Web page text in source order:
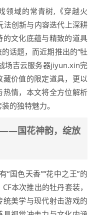
领域的常青树,《穿越火
法创新与内容迭代上深耕
文化底蕴与精致的道具
话题，而近期推出的“牡
场吉云服务器jiyun.xin完
价值的限定道具，更以
情，本文将全方位解析
的独特魅力。
——国花神韵，绽放
国色天香”“花中之王”的
本次推出的牡丹套装，
美学与现代射击游戏的